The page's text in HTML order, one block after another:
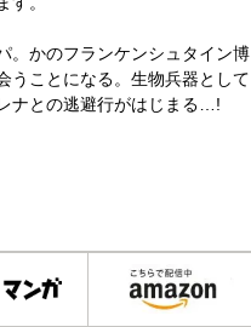
。かのフランケンシュタイン博
うことになる。生物兵器として
ナとの逃避行がはじまる…!